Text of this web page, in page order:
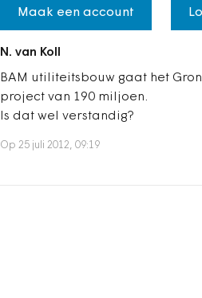
Maak een account
N. van Koll
BAM utiliteitsbouw gaat het
project van 190 miljoen.
Is dat wel verstandig?
Op 25 juli 2012, 09:19